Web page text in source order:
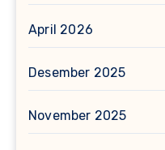
April 2026
Desember 2025
November 2025